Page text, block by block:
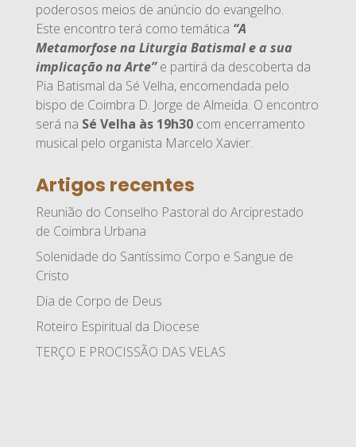
poderosos meios de anúncio do evangelho.
Este encontro terá como temática “A
Metamorfose na Liturgia Batismal e a sua
implicação na Arte” e partirá da descoberta da
Pia Batismal da Sé Velha, encomendada pelo
bispo de Coimbra D. Jorge de Almeida. O encontro
será na Sé Velha às 19h30com encerramento
musical pelo organista Marcelo Xavier.
Artigos recentes
Reunião do Conselho Pastoral do Arciprestado
de Coimbra Urbana
Solenidade do Santíssimo Corpo e Sangue de
Cristo
Dia de Corpo de Deus
Roteiro Espiritual da Diocese
TERÇO E PROCISSÃO DAS VELAS